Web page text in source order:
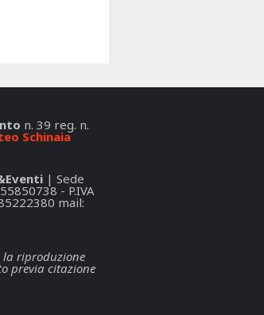
n. 39 reg. n.
Schinaia
| Sede
- P.IVA
mail:
la riproduzione
previa citazione